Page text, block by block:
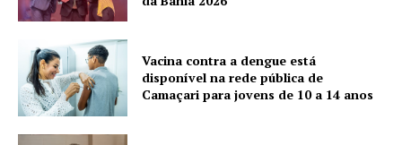
Vacina contra a dengue está
disponível na rede pública de
Camaçari para jovens de 10 a 14 anos